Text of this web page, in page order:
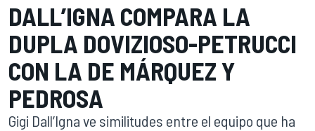
DALL’IGNA COMPARA LA
DUPLA DOVIZIOSO-PETRUCCI
CON LA DE MÁRQUEZ Y
PEDROSA
Gigi Dall’Igna ve similitudes entre el equipo que ha